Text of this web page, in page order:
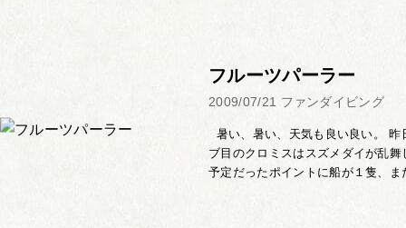
フルーツパーラー
2009/07/21 ファンダイビング
暑い、暑い、天気も良い良い。
ブ目のクロミスはスズメダイが乱
予定だったポイントに船が１隻、